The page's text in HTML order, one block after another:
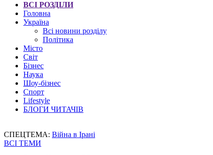
ВСІ РОЗДІЛИ
Головна
Україна
Всі новини розділу
Політика
Місто
Світ
Бізнес
Наука
Шоу-бізнес
Спорт
Lifestyle
БЛОГИ ЧИТАЧІВ
СПЕЦТЕМА: Війна в Ірані
ВСІ ТЕМИ